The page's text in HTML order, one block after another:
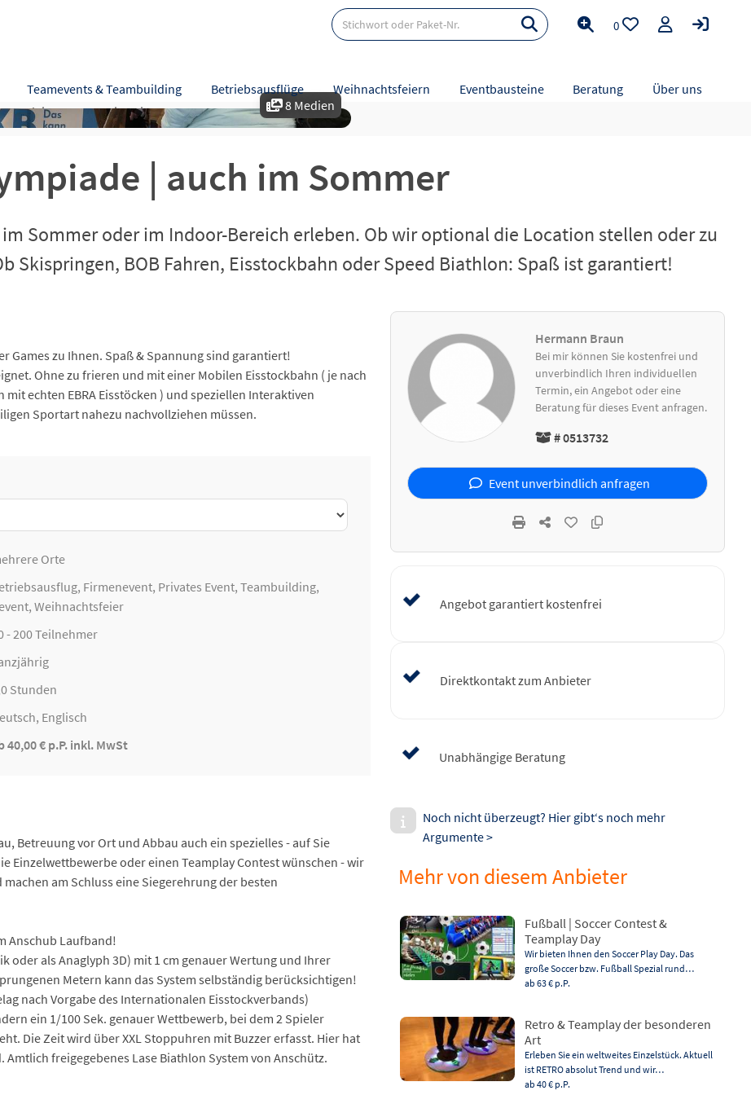
Teamevents & Teambuilding Betriebsausflüge Weihnachtsfeiern Eventbausteine Beratung Über uns
0
8 Medien
| auch im Sommer
Sommer oder im Indoor-Bereich erleben. Ob wir optional die Location stellen oder zu
Skispringen, BOB Fahren, Eisstockbahn oder Speed Biathlon: Spaß ist garantiert!
Hinweise Karte
Games zu Ihnen. Spaß & Spannung sind garantiert!
Ohne zu frieren und mit einer Mobilen Eisstockbahn ( je nach
mit echten EBRA Eisstöcken ) und speziellen Interaktiven
Sportart nahezu nachvollziehen müssen.
Orte
, Firmenevent, Privates Event,Teambuilding,
Weihnachtsfeier
- 200 Teilnehmer
Stunden
Englisch
40,00 € p.P. inkl. MwSt
Betreuung vor Ort und Abbau auch ein spezielles - auf Sie
Einzelwettbewerbe oder einen Teamplay Contest wünschen - wir
am Schluss eine Siegerehrung der besten
Anschub Laufband!
oder als Anaglyph 3D) mit 1 cm genauer Wertung und Ihrer
Metern kann das System selbständig berücksichtigen!
nach Vorgabe des Internationalen Eisstockverbands)
ein 1/100 Sek. genauer Wettbewerb, bei dem 2 Spieler
Die Zeit wird über XXL Stoppuhren mit Buzzer erfasst. Hier hat
freigegebenes Lase Biathlon System von Anschütz.
Hermann Braun
Bei mir können Sie kostenfrei und
unverbindlich Ihren individuellen
Termin, ein Angebot oder eine
Beratung für dieses Event anfragen.
# 0513732
Event unverbindlich anfragen
Angebot garantiert kostenfrei
Direktkontakt zum Anbieter
Unabhängige Beratung
Noch nicht überzeugt? Hier gibt‘s noch mehr
Argumente >
Mehr von diesem Anbieter
Fußball | Soccer Contest &
Teamplay Day
Wir bieten Ihnen den Soccer Play Day. Das
große Soccer bzw. Fußball Spezial rund…
ab 63 € p.P.
Retro & Teamplay der besonderen
Art
Erleben Sie ein weltweites Einzelstück. Aktuell
ist RETRO absolut Trend und wir…
ab 40 € p.P.